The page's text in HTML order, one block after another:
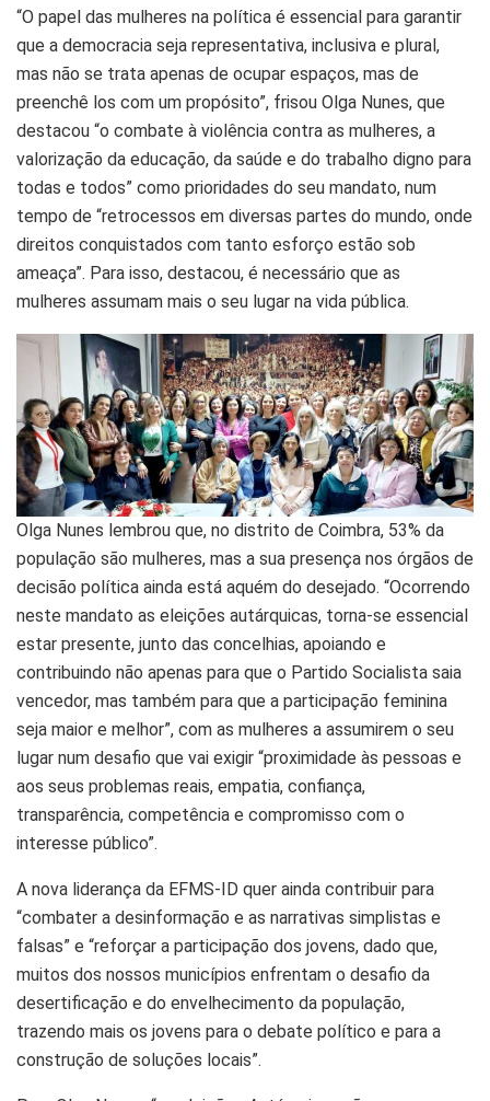
“O papel das mulheres na política é essencial para garantir
que a democracia seja representativa, inclusiva e plural,
mas não se trata apenas de ocupar espaços, mas de
preenchê los com um propósito”, frisou Olga Nunes, que
destacou “o combate à violência contra as mulheres, a
valorização da educação, da saúde e do trabalho digno para
todas e todos” como prioridades do seu mandato, num
tempo de “retrocessos em diversas partes do mundo, onde
direitos conquistados com tanto esforço estão sob
ameaça”. Para isso, destacou, é necessário que as
mulheres assumam mais o seu lugar na vida pública.
Olga Nunes lembrou que, no distrito de Coimbra, 53% da
população são mulheres, mas a sua presença nos órgãos de
decisão política ainda está aquém do desejado. “Ocorrendo
neste mandato as eleições autárquicas, torna-se essencial
estar presente, junto das concelhias, apoiando e
contribuindo não apenas para que o Partido Socialista saia
vencedor, mas também para que a participação feminina
seja maior e melhor”, com as mulheres a assumirem o seu
lugar num desafio que vai exigir “proximidade às pessoas e
aos seus problemas reais, empatia, confiança,
transparência, competência e compromisso com o
interesse público”.
A nova liderança da EFMS-ID quer ainda contribuir para
“combater a desinformação e as narrativas simplistas e
falsas” e “reforçar a participação dos jovens, dado que,
muitos dos nossos municípios enfrentam o desafio da
desertificação e do envelhecimento da população,
trazendo mais os jovens para o debate político e para a
construção de soluções locais”.